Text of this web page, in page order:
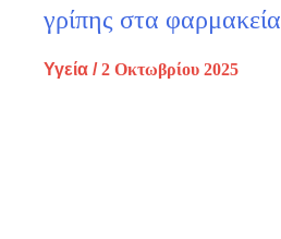
γρίπης στα φαρμακεία
Υγεία /2 Οκτωβρίου 2025